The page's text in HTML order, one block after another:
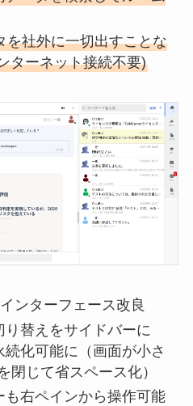
を社外に一切出すことな
ターネット接続不要)
ンターフェース改良
替えをサイドバーに
続化可能に（画面が小さ
閉じて省スペース化）
も右ペインから操作可能